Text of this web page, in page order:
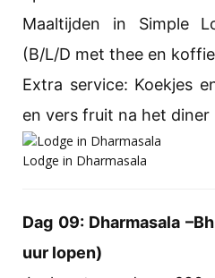
Maaltijden in Simple
(B/L/D met thee en
Extra service: Koekjes
en vers fruit na het diner
Lodge in Dharmasala
Dag 09: Dharmasala
uur lopen)